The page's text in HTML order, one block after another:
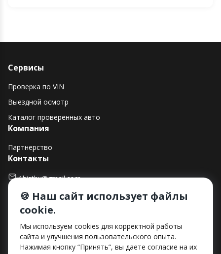
Сервисы
Проверка по VIN
Выездной осмотр
Каталог проверенных авто
Компания
Партнерство
Контакты
1histby@gmail.com
+375 (29) 182-90-00
г. Минск, ул. Макаенка, д. 12Е, пом. 282
Способы оплаты
🍪 Наш сайт использует файлы
cookie.
Мы используем cookies для корректной работы
сайта и улучшения пользовательского опыта.
Нажимая кнопку “Принять”, вы даете согласие на их